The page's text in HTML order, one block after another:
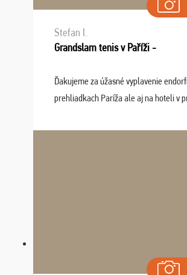
Stefan I.
Grandslam tenis v Paříži -
Ďakujeme za úžasné vyplavenie
prehliadkach Paríža ale aj na hoteli v
spomínať a zväžujeme repete budúci